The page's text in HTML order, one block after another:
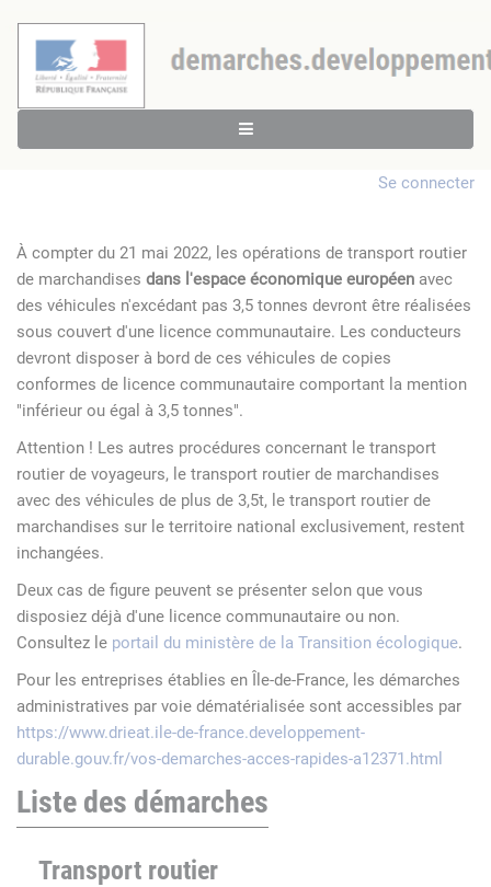
Se connecter
À compter du 21 mai 2022, les opérations de transport routier
de marchandises dans l'espace économique européen avec
des véhicules n'excédant pas 3,5 tonnes devront être réalisées
sous couvert d'une licence communautaire. Les conducteurs
devront disposer à bord de ces véhicules de copies
conformes de licence communautaire comportant la mention
"inférieur ou égal à 3,5 tonnes".
Attention ! Les autres procédures concernant le transport
routier de voyageurs, le transport routier de marchandises
avec des véhicules de plus de 3,5t, le transport routier de
marchandises sur le territoire national exclusivement, restent
inchangées.
Deux cas de figure peuvent se présenter selon que vous
disposiez déjà d'une licence communautaire ou non.
Consultez le portail du ministère de la Transition écologique.
Pour les entreprises établies en Île-de-France, les démarches
administratives par voie dématérialisée sont accessibles par
https://www.drieat.ile-de-france.developpement-
durable.gouv.fr/vos-demarches-acces-rapides-a12371.html
Liste des démarches
Transport routier